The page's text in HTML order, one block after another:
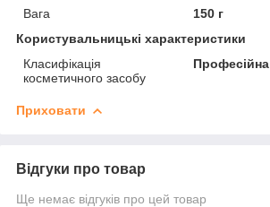
Вага
150 г
Користувальницькі характеристики
Класифікація
косметичного засобу
Професійна
Приховати
Відгуки про товар
Ще немає відгуків про цей товар